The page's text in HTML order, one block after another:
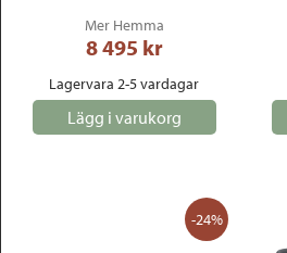
Mer Hemma
8 495 kr
Lagervara 2-5 vardagar
Lägg i varukorg
-24%